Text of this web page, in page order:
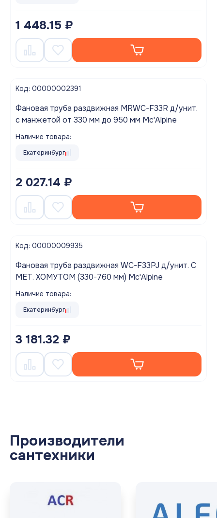
1 448.15 ₽
Код: 00000002391
Фановая труба раздвижная MRWC-F33R д/унит.
с манжетой от 330 мм до 950 мм Mc'Alpine
Наличие товара:
Екатеринбург
2 027.14 ₽
Код: 00000009935
Фановая труба раздвижная WC-F33PJ д/унит. С
МЕТ. ХОМУТОМ (330-760 мм) Mc'Alpine
Наличие товара:
Екатеринбург
3 181.32 ₽
Производители
сантехники